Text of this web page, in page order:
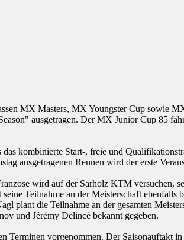
MX Masters, MX Youngster Cup sowie
ausgetragen. Der MX Junior Cup 85
kombinierte Start-, freie und
ausgetragenen Rennen wird der erste
wird auf der Sarholz KTM versuchen,
Teilnahme an der Meisterschaft ebenfalls
plant die Teilnahme an der gesamten
und Jérémy Delincé bekannt gegeben.
vorgenommen. Der Saisonauftakt